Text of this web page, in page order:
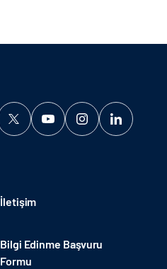
İletişim
Bilgi Edinme Başvuru
Formu